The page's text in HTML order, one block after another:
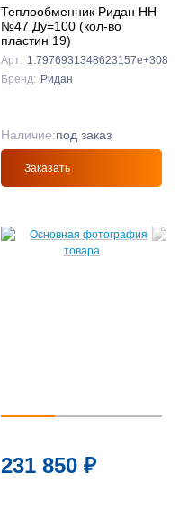
Теплообменник Ридан НН
№47 Ду=100 (кол-во
пластин 19)
Арт: 1.7976931348623157e+308
Бренд: Ридан
Наличие:под заказ
Заказать
231 850 ₽